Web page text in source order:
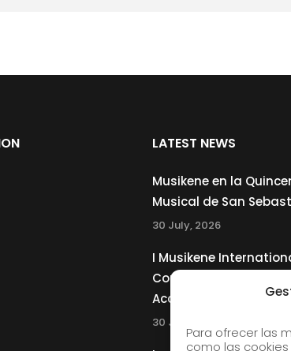
Para ofrecer las
como las
LATEST NEWS
Musikene en la
Musical de San
30 July, 2026
I Musikene
Competition for Young
Accordionists
30 July, 2026